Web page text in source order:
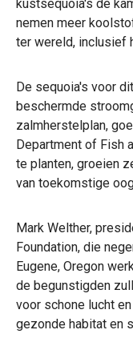
kustsequoia's de
nemen meer
ter wereld, inclusief
De sequoia's voor
beschermde
zalmherstelplan,
Department of Fish
te planten, groeien
van toekomstige
Mark Welther,
Foundation, die
Eugene, Oregon
de begunstigden
voor schone lucht
gezonde habitat en